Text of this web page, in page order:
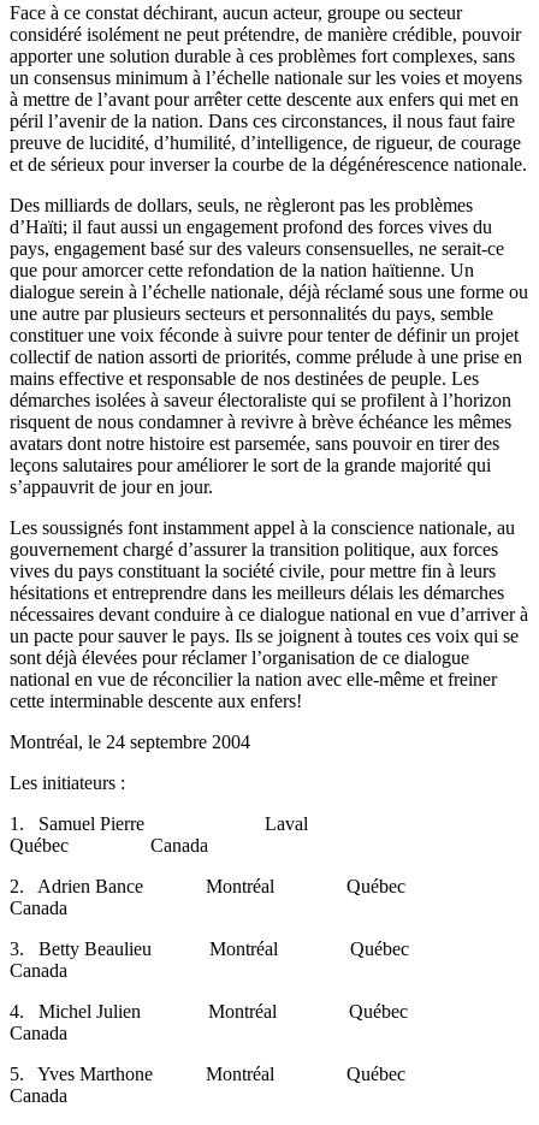
Face à ce constat déchirant, aucun acteur, groupe ou secteur
considéré isolément ne peut prétendre, de manière crédible, pouvoir
apporter une solution durable à ces problèmes fort complexes, sans
un consensus minimum à l’échelle nationale sur les voies et moyens
à mettre de l’avant pour arrêter cette descente aux enfers qui met en
péril l’avenir de la nation. Dans ces circonstances, il nous faut faire
preuve de lucidité, d’humilité, d’intelligence, de rigueur, de courage
et de sérieux pour inverser la courbe de la dégénérescence nationale.
Des milliards de dollars, seuls, ne règleront pas les problèmes
d’Haïti; il faut aussi un engagement profond des forces vives du
pays, engagement basé sur des valeurs consensuelles, ne serait-ce
que pour amorcer cette refondation de la nation haïtienne. Un
dialogue serein à l’échelle nationale, déjà réclamé sous une forme ou
une autre par plusieurs secteurs et personnalités du pays, semble
constituer une voix féconde à suivre pour tenter de définir un projet
collectif de nation assorti de priorités, comme prélude à une prise en
mains effective et responsable de nos destinées de peuple. Les
démarches isolées à saveur électoraliste qui se profilent à l’horizon
risquent de nous condamner à revivre à brève échéance les mêmes
avatars dont notre histoire est parsemée, sans pouvoir en tirer des
leçons salutaires pour améliorer le sort de la grande majorité qui
s’appauvrit de jour en jour.
Les soussignés font instamment appel à la conscience nationale, au
gouvernement chargé d’assurer la transition politique, aux forces
vives du pays constituant la société civile, pour mettre fin à leurs
hésitations et entreprendre dans les meilleurs délais les démarches
nécessaires devant conduire à ce dialogue national en vue d’arriver à
un pacte pour sauver le pays. Ils se joignent à toutes ces voix qui se
sont déjà élevées pour réclamer l’organisation de ce dialogue
national en vue de réconcilier la nation avec elle-même et freiner
cette interminable descente aux enfers!
Montréal, le 24 septembre 2004
Les initiateurs :
1. Samuel Pierre Laval
Québec Canada
2. Adrien Bance Montréal Québec
Canada
3. Betty Beaulieu Montréal Québec
Canada
4. Michel Julien Montréal Québec
Canada
5. Yves Marthone Montréal Québec
Canada